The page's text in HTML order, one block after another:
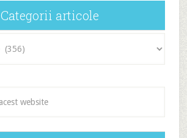
Categorii articole